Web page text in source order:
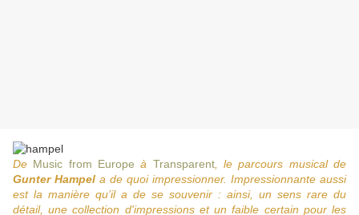
De Music from Europe à Transparent, le parcours musical de
Gunter Hampel a de quoi impressionner. Impressionnante aussi
est la manière qu’il a de se souvenir : ainsi, un sens rare du
détail, une collection d'impressions et un faible certain pour les